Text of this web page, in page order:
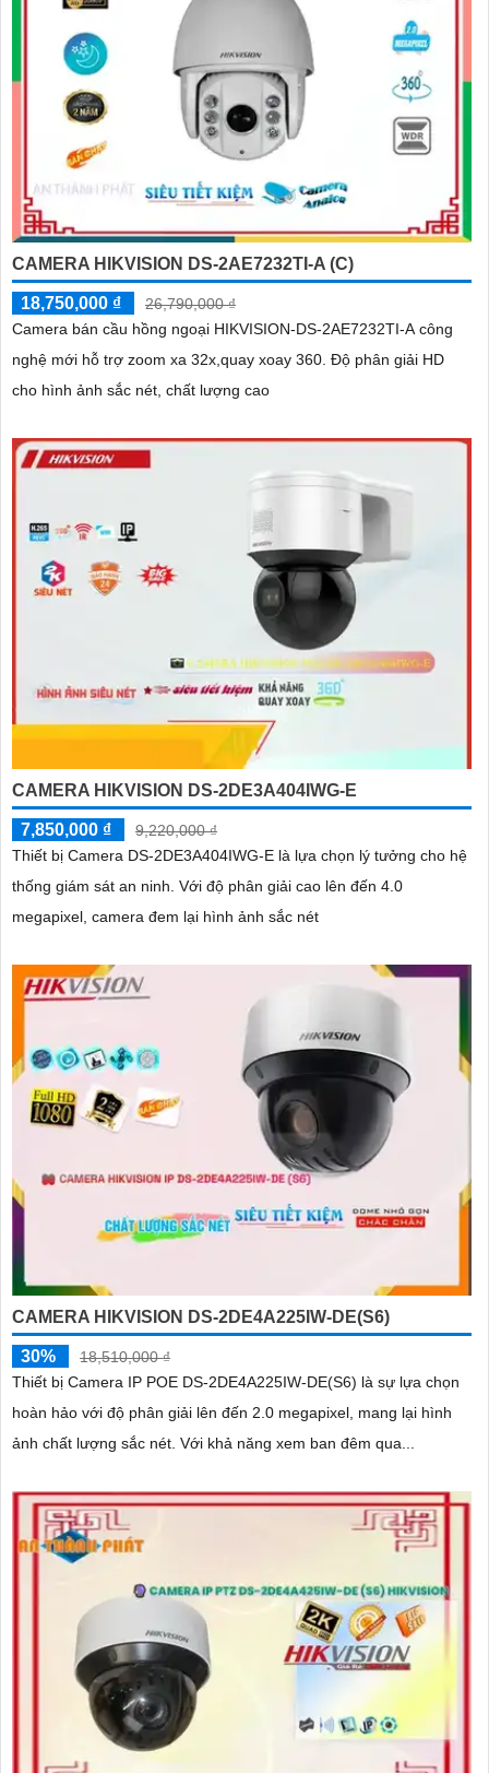
CAMERA HIKVISION DS-2AE7232TI-A (C)
18,750,000 ₫
26,790,000 ₫
Camera bán cầu hồng ngoại HIKVISION-DS-2AE7232TI-A công
nghệ mới hỗ trợ zoom xa 32x,quay xoay 360. Độ phân giải HD
cho hình ảnh sắc nét, chất lượng cao
CAMERA HIKVISION DS-2DE3A404IWG-E
7,850,000 ₫
9,220,000 ₫
Thiết bị Camera DS-2DE3A404IWG-E là lựa chọn lý tưởng cho hệ
thống giám sát an ninh. Với độ phân giải cao lên đến 4.0
megapixel, camera đem lại hình ảnh sắc nét
CAMERA HIKVISION DS-2DE4A225IW-DE(S6)
30%
18,510,000 ₫
Thiết bị Camera IP POE DS-2DE4A225IW-DE(S6) là sự lựa chọn
hoàn hảo với độ phân giải lên đến 2.0 megapixel, mang lại hình
ảnh chất lượng sắc nét. Với khả năng xem ban đêm qua...